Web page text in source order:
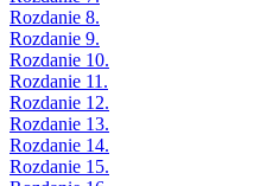
Rozdanie 8.
Rozdanie 9.
Rozdanie 10.
Rozdanie 11.
Rozdanie 12.
Rozdanie 13.
Rozdanie 14.
Rozdanie 15.